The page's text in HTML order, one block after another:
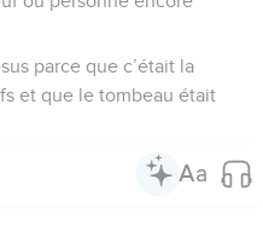
parce que c’était la
et que le tombeau était